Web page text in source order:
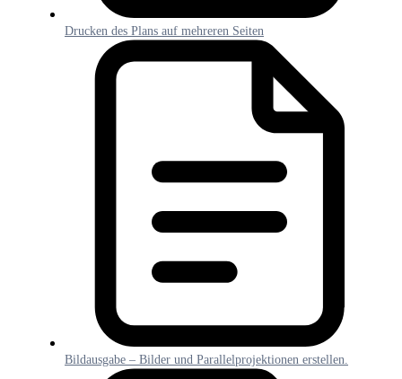
Drucken des Plans auf mehreren Seiten
Bildausgabe – Bilder und Parallelprojektionen erstellen.